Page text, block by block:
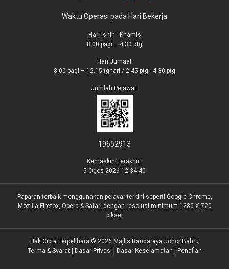
Waktu Operasi pada Hari Bekerja
Hari Isnin - Khamis
8.00 pagi – 4.30 ptg
Hari Jumaat
8.00 pagi – 12.15 tghari / 2.45 ptg - 4.30 ptg
Jumlah Pelawat:
19652913
Kemaskini terakhir :
5 Ogos 2026 12:34:40
Paparan terbaik menggunakan pelayar terkini seperti Google Chrome,
Mozilla Firefox, Opera & Safari dengan resolusi minimum 1280 X 720
piksel
Hak Cipta Terpelihara © 2026 Majlis Bandaraya Johor Bahru
Terma & Syarat| Dasar Privasi Dasar Keselamatan Penafian